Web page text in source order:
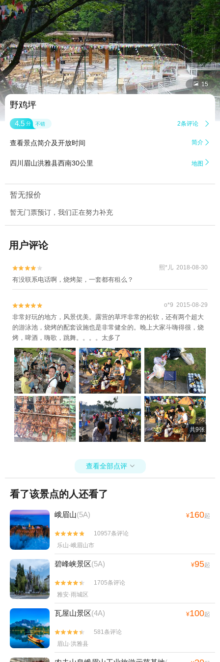
 15
野鸡坪
4.5 分 不错 2条评论 
查看景点简介及开放时间 简介 
四川眉山洪雅县西南30公里 地图 
暂无报价
暂无门票预订，我们正在努力补充
用户评论

 熙*儿 2018-08-30
有没联系电话啊，烧烤架，一套都有租么？

 o*9 2015-08-29
非常好玩的地方，风景优美。露营的草坪非常的松软，还有两个超大
的游泳池，烧烤的配套设施也是非常健全的。晚上大家斗嗨得很，烧
烤，啤酒，嗨歌，跳舞。。。。太多了
共9张
查看全部点评 
看了该景点的人还看了
峨眉山(5A) ¥160起


10957条评论
乐山·峨眉山市
碧峰峡景区(5A) ¥95起


1705条评论
雅安·雨城区
瓦屋山景区(4A) ¥100起


581条评论
眉山·洪雅县
